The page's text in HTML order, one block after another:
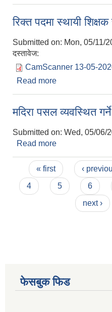
रिक्त पदमा स्थायी
Submitted on: Mon, 05/11/
दस्तावेज:
CamScanner 13-05-
Read more
मदिरा पसल व्यवस्थित
Submitted on: Wed, 05/06/
Read more
Pages
« first ‹
4
5 6
next ›
फेसबुक फिड